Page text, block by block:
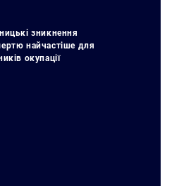
зникнення
найчастіше для
окупації